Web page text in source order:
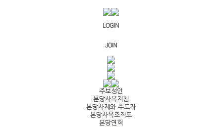
주보성인
본당사목지침
본당사제와 수도자
본당사목조직도
본당연혁